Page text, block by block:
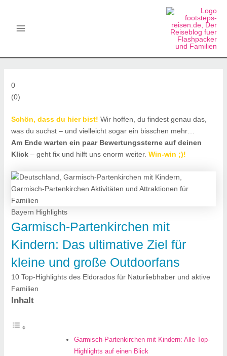
springenMenu
0
(0)
Schön, dass du hier bist! Wir hoffen, du findest genau das,
was du suchst – und vielleicht sogar ein bisschen mehr…
Am Ende warten ein paar Bewertungssterne auf deinen
Klick– geht fix und hilft uns enorm weiter. Win-win ;)!
Bayern Highlights
Garmisch-Partenkirchen mit
Kindern: Das ultimative Ziel für
kleine und große Outdoorfans
10 Top-Highlights des Eldorados für Naturliebhaber und aktive
Familien
Inhalt
Garmisch-Partenkirchen mit Kindern: Alle Top-
Highlights auf einen Blick